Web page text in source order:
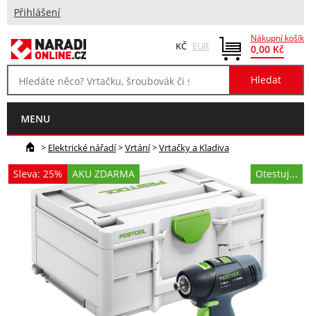
Přihlášení
Nákupní košík
0,00 Kč
KČ EUR
MENU
> Elektrické nářadí>Vrtání>Vrtačky a Kladiva
Sleva: 25% AKU ZDARMA Otestuj...